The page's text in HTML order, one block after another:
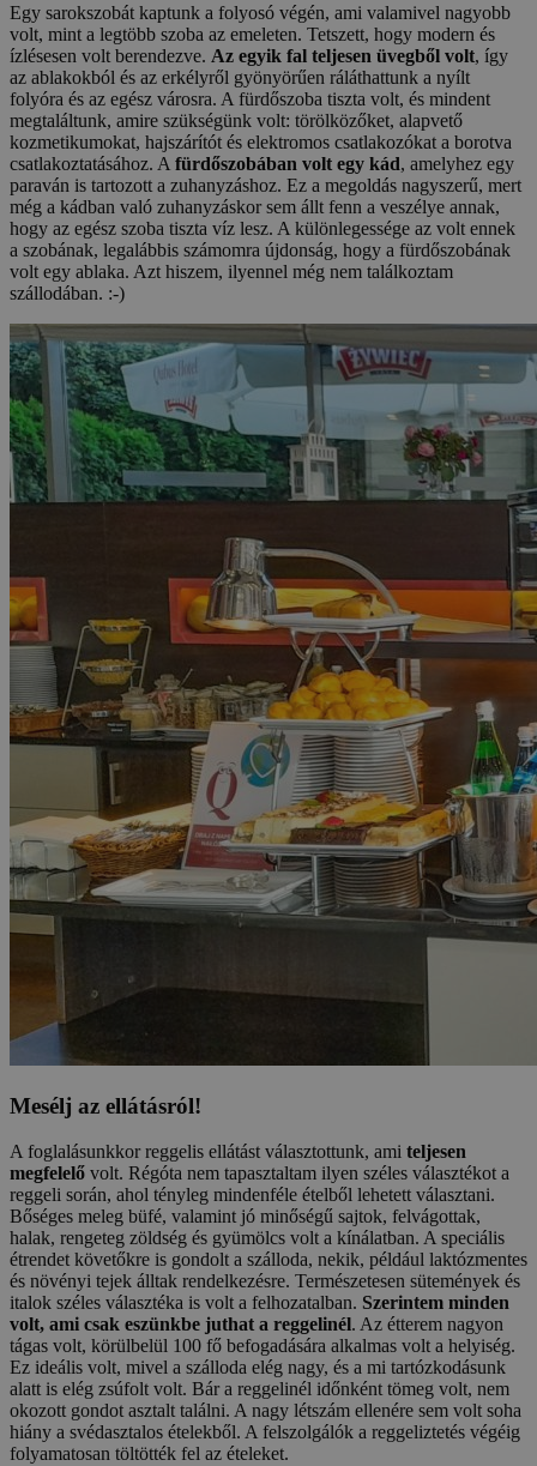
Egy sarokszobát kaptunk a folyosó végén, ami valamivel nagyobb
volt, mint a legtöbb szoba az emeleten. Tetszett, hogy modern és
ízlésesen volt berendezve. Az egyik fal teljesen üvegből volt, így
az ablakokból és az erkélyről gyönyörűen ráláthattunk a nyílt
folyóra és az egész városra. A fürdőszoba tiszta volt, és mindent
megtaláltunk, amire szükségünk volt: törölközőket, alapvető
kozmetikumokat, hajszárítót és elektromos csatlakozókat a borotva
csatlakoztatásához. A fürdőszobában volt egy kád, amelyhez egy
paraván is tartozott a zuhanyzáshoz. Ez a megoldás nagyszerű, mert
még a kádban való zuhanyzáskor sem állt fenn a veszélye annak,
hogy az egész szoba tiszta víz lesz. A különlegessége az volt ennek
a szobának, legalábbis számomra újdonság, hogy a fürdőszobának
volt egy ablaka. Azt hiszem, ilyennel még nem találkoztam
szállodában. :-)
Mesélj az ellátásról!
A foglalásunkkor reggelis ellátást választottunk, ami teljesen
megfelelő volt. Régóta nem tapasztaltam ilyen széles választékot a
reggeli során, ahol tényleg mindenféle ételből lehetett választani.
Bőséges meleg büfé, valamint jó minőségű sajtok, felvágottak,
halak, rengeteg zöldség és gyümölcs volt a kínálatban. A speciális
étrendet követőkre is gondolt a szálloda, nekik, például laktózmentes
és növényi tejek álltak rendelkezésre. Természetesen sütemények és
italok széles választéka is volt a felhozatalban. Szerintem minden
volt, ami csak eszünkbe juthat a reggelinél. Az étterem nagyon
tágas volt, körülbelül 100 fő befogadására alkalmas volt a helyiség.
Ez ideális volt, mivel a szálloda elég nagy, és a mi tartózkodásunk
alatt is elég zsúfolt volt. Bár a reggelinél időnként tömeg volt, nem
okozott gondot asztalt találni. A nagy létszám ellenére sem volt soha
hiány a svédasztalos ételekből. A felszolgálók a reggeliztetés végéig
folyamatosan töltötték fel az ételeket.